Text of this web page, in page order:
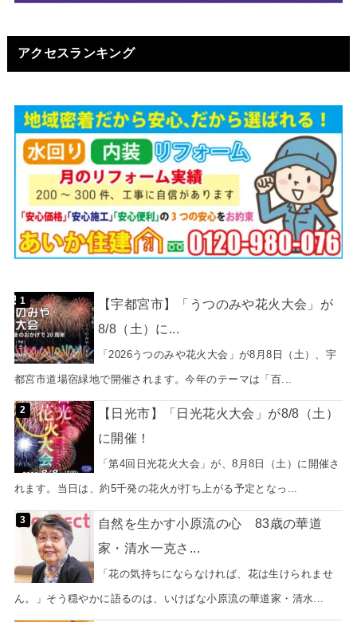
アクセスランキング
【宇都宮市】「うつのみや花火大会」が
8/8（土）に...
「2026うつのみや花火大会」が8月8日（土）、宇
都宮市道場宿緑地で開催されます。今年のテーマは「百...
【日光市】「日光花火大会」が8/8（土）
に開催！
「第4回日光花火大会」が、8月8日（土）に開催さ
れます。当日は、約5千発の花火が打ち上がる予定となっ...
自然を生かす小原流の心 83歳の華道
家・清水一克さ...
「花の気持ちにならなければ、花は生けられませ
ん。」そう穏やかに語るのは、いけばな小原流の華道家・清水...